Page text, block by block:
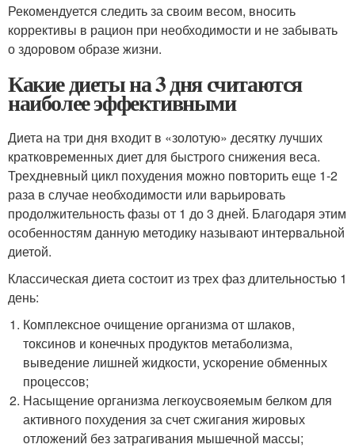
Рекомендуется следить за своим весом, вносить
коррективы в рацион при необходимости и не забывать
о здоровом образе жизни.
Какие диеты на 3 дня считаются
наиболее эффективными
Диета на три дня входит в «золотую» десятку лучших
кратковременных диет для быстрого снижения веса.
Трехдневный цикл похудения можно повторить еще 1-2
раза в случае необходимости или варьировать
продолжительность фазы от 1 до 3 дней. Благодаря этим
особенностям данную методику называют интервальной
диетой.
Классическая диета состоит из трех фаз длительностью 1
день:
Комплексное очищение организма от шлаков,
токсинов и конечных продуктов метаболизма,
выведение лишней жидкости, ускорение обменных
процессов;
Насыщение организма легкоусвояемым белком для
активного похудения за счет сжигания жировых
отложений без затрагивания мышечной массы;